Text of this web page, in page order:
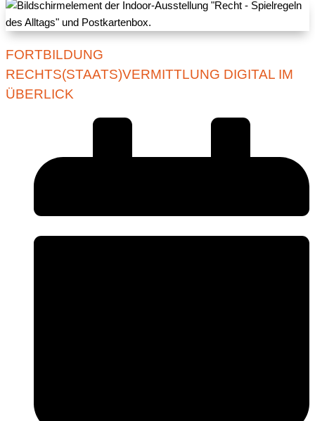
FORTBILDUNG
RECHTS(STAATS)VERMITTLUNG DIGITAL IM
ÜBERLICK